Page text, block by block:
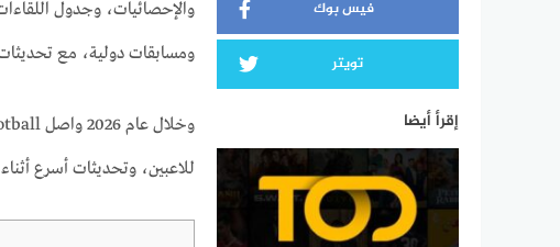
فيس بوك
تويتر
إقرأ أيضا
ومسابقات دولية، مع
للاعبين، وتحديثات أسرع